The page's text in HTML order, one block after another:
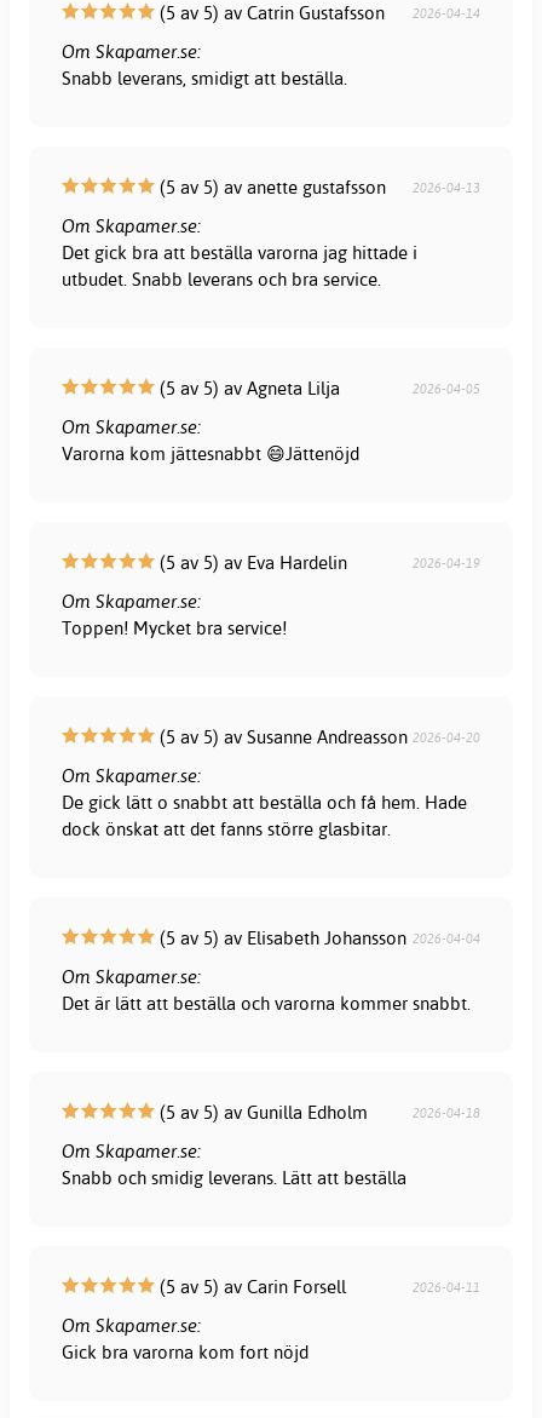
(5 av 5) av Catrin Gustafsson 2026-04-14
Om Skapamer.se:
Snabb leverans, smidigt att beställa.
(5 av 5) av anette gustafsson 2026-04-13
Om Skapamer.se:
Det gick bra att beställa varorna jag hittade i
utbudet. Snabb leverans och bra service.
(5 av 5) av Agneta Lilja 2026-04-05
Om Skapamer.se:
Varorna kom jättesnabbt 😄Jättenöjd
(5 av 5) av Eva Hardelin 2026-04-19
Om Skapamer.se:
Toppen! Mycket bra service!
(5 av 5) av Susanne Andreasson 2026-04-20
Om Skapamer.se:
De gick lätt o snabbt att beställa och få hem. Hade
dock önskat att det fanns större glasbitar.
(5 av 5) av Elisabeth Johansson 2026-04-04
Om Skapamer.se:
Det är lätt att beställa och varorna kommer snabbt.
(5 av 5) av Gunilla Edholm 2026-04-18
Om Skapamer.se:
Snabb och smidig leverans. Lätt att beställa
(5 av 5) av Carin Forsell 2026-04-11
Om Skapamer.se:
Gick bra varorna kom fort nöjd